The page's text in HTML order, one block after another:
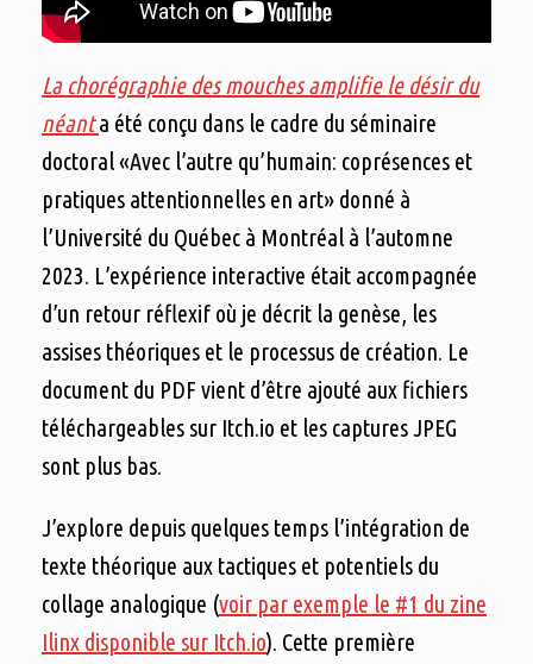
La chorégraphie des mouches amplifie le désir du
néanta été conçu dans le cadre du séminaire
doctoral «Avec l’autre qu’humain: coprésences et
pratiques attentionnelles en art» donné à
l’Université du Québec à Montréal à l’automne
2023. L’expérience interactive était accompagnée
d’un retour réflexif où je décrit la genèse, les
assises théoriques et le processus de création. Le
document du PDF vient d’être ajouté aux fichiers
téléchargeables sur Itch.io et les captures JPEG
sont plus bas.
J’explore depuis quelques temps l’intégration de
texte théorique aux tactiques et potentiels du
collage analogique (voir par exemple le #1 du zine
Ilinx disponible sur Itch.io). Cette première